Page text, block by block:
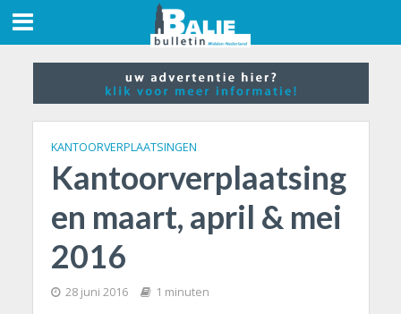
KANTOORVERPLAATSINGEN
Kantoorverplaatsing
en maart, april & mei
2016
28 juni 2016 1 minuten